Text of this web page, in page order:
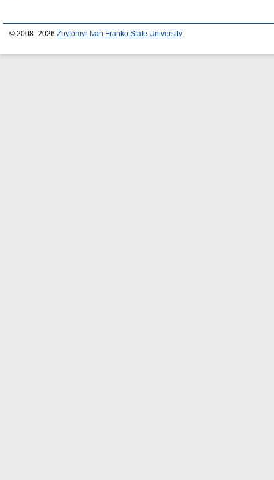
© 2008–2026 Zhytomyr Ivan Franko State University